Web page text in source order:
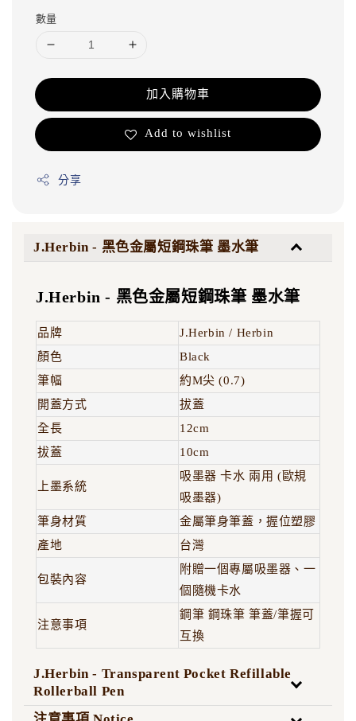
數量
加入購物車
Add to wishlist
分享
J.Herbin - 黑色金屬短鋼珠筆 墨水筆
J.Herbin - 黑色金屬短鋼珠筆 墨水筆
品牌
J.Herbin / Herbin
顏色
Black
筆幅
約M尖 (0.7)
開蓋方式
拔蓋
全長
12cm
拔蓋
10cm
上墨系統
吸墨器 卡水 兩用 (歐規
吸墨器)
筆身材質
金屬筆身筆蓋，握位塑膠
產地
台灣
包裝內容
附贈一個專屬吸墨器、一
個隨機卡水
注意事項
鋼筆 鋼珠筆 筆蓋/筆握可
互換
J.Herbin - Transparent Pocket Refillable
Rollerball Pen